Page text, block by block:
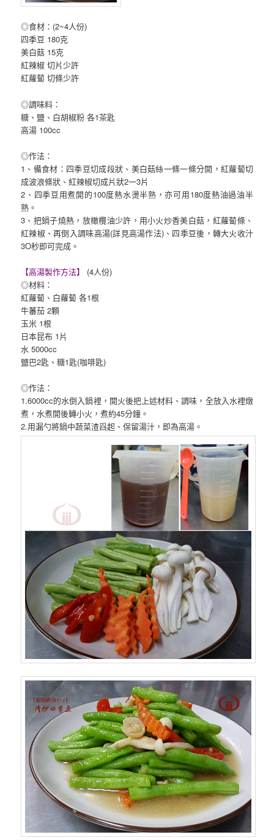
◎食材：(2~4人份)
四季豆 180克
美白菇 15克
紅辣椒 切片少許
紅蘿蔔 切條少許
◎調味料：
糖、鹽、白胡椒粉 各1茶匙
高湯 100cc
◎作法：
1、備食材：四季豆切成段狀、美白菇絲一條一條分開，紅蘿蔔切
成波浪條狀、紅辣椒切成片狀2一3片
2、四季豆用煮開的100度熱水燙半熟，亦可用180度熱油過油半
熟。
3、把鍋子燒熱，放橄欖油少許，用小火炒香美白菇，紅蘿蔔條、
紅辣椒、再倒入調味高湯(詳見高湯作法)、四季豆後，轉大火收汁
3O秒即可完成。
【高湯製作方法】
(4人份)
◎材料：
紅蘿蔔、白蘿蔔 各1根
牛蕃茄 2顆
玉米 1根
日本昆布 1片
水 5000cc
鹽巴2匙、糖1匙(咖啡匙)
◎作法：
1.6000cc的水倒入鍋裡，開火後把上述材料、調味，全放入水裡燉
煮，水煮開後轉小火，煮約45分鐘。
2.用漏勺將鍋中蔬菜渣舀起、保留湯汁，即為高湯。